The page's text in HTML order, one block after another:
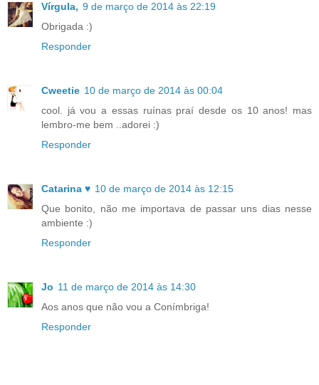
Vírgula, 9 de março de 2014 às 22:19
Obrigada :)
Responder
Cweetie 10 de março de 2014 às 00:04
cool. já vou a essas ruínas praí desde os 10 anos! mas
lembro-me bem ..adorei :)
Responder
Catarina ♥ 10 de março de 2014 às 12:15
Que bonito, não me importava de passar uns dias nesse
ambiente :)
Responder
Jo 11 de março de 2014 às 14:30
Aos anos que não vou a Conímbriga!
Responder